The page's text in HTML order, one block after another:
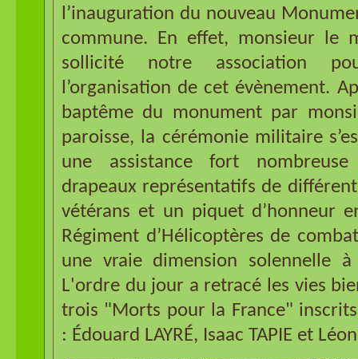
l’inauguration du nouveau
commune. En effet, monsieur le
sollicité notre association
l’organisation de cet évènement.
baptême du monument par
paroisse, la cérémonie militaire
une assistance fort
drapeaux représentatifs de
vétérans et un piquet d’honneur
Régiment d’Hélicoptères de
une vraie dimension solennelle
L'ordre du jour a retracé les vies
trois "Morts pour la France"
: Édouard LAYRÉ, Isaac TAPIE et